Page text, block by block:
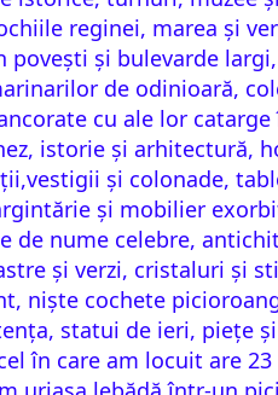
reginei, marea și
povești și bulevarde
de odinioară,
cu ale lor
istorie și arhitectură,
și colonade,
și mobilier
de nume celebre,
și verzi, cristaluri și
niște cochete
statui de ieri, piețe
în care am locuit are